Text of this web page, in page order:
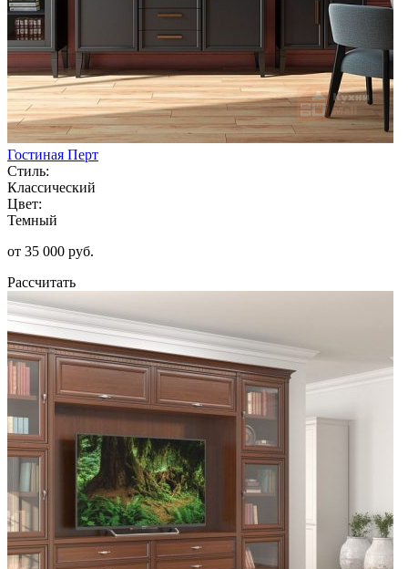
Гостиная Перт
Стиль:
Классический
Цвет:
Темный
от 35 000 руб.
Рассчитать